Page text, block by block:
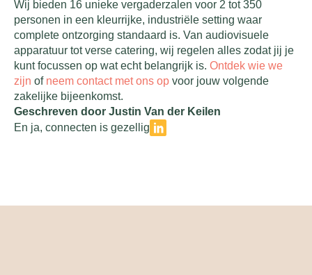
Wij bieden 16 unieke vergaderzalen voor 2 tot 350
personen in een kleurrijke, industriële setting waar
complete ontzorging standaard is. Van audiovisuele
apparatuur tot verse catering, wij regelen alles zodat jij je
kunt focussen op wat echt belangrijk is. Ontdek wie we
zijn of neem contact met ons op voor jouw volgende
zakelijke bijeenkomst.
Geschreven door Justin Van der Keilen
En ja, connecten is gezellig